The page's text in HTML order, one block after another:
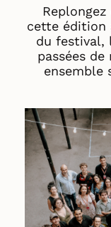
cette édition
du festival,
passées
ensemble
💛 Bon
Paul